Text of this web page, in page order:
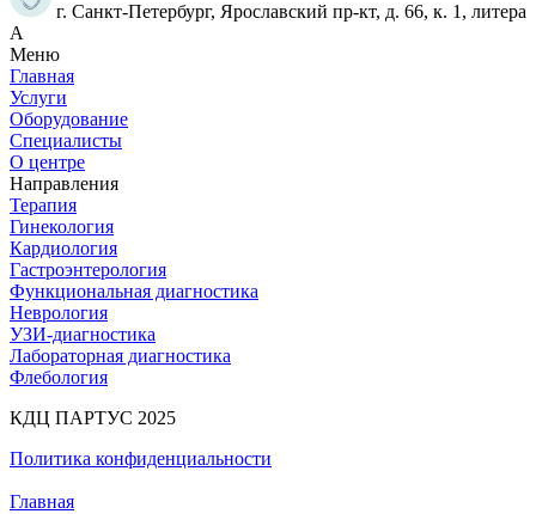
г. Санкт-Петербург, Ярославский пр-кт, д. 66, к. 1, литера
А
Меню
Главная
Услуги
Оборудование
Специалисты
О центре
Направления
Терапия
Гинекология
Кардиология
Гастроэнтерология
Функциональная диагностика
Неврология
УЗИ-диагностика
Лабораторная диагностика
Флебология
КДЦ ПАРТУС 2025
Политика конфиденциальности
Главная